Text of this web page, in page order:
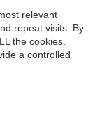
relevant
repeat visits. By
the cookies.
a controlled